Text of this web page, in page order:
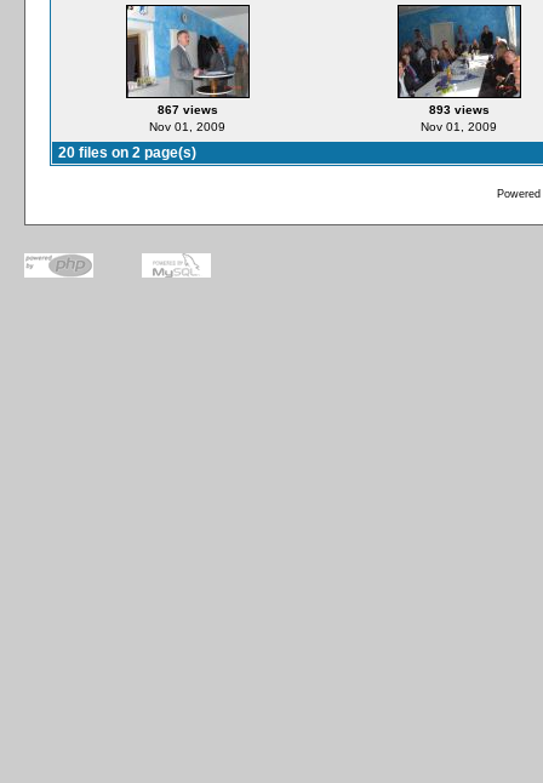
867 views
Nov 01, 2009
893 views
Nov 01, 2009
20 files on 2 page(s)